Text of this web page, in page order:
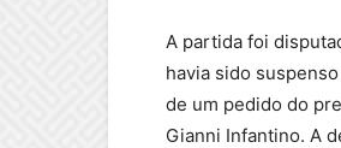
A partida foi
havia sido
de um pedido do
Gianni Infantino. A